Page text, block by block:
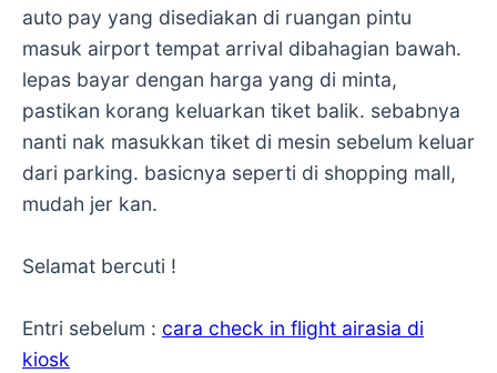
auto pay yang disediakan di ruangan pintu
masuk airport tempat arrival dibahagian bawah.
lepas bayar dengan harga yang di minta,
pastikan korang keluarkan tiket balik. sebabnya
nanti nak masukkan tiket di mesin sebelum keluar
dari parking. basicnya seperti di shopping mall,
mudah jer kan.
Selamat bercuti !
Entri sebelum : cara check in flight airasia di
kiosk